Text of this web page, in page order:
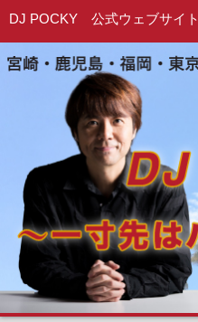
DJ POCKY 公式ウェブサイト